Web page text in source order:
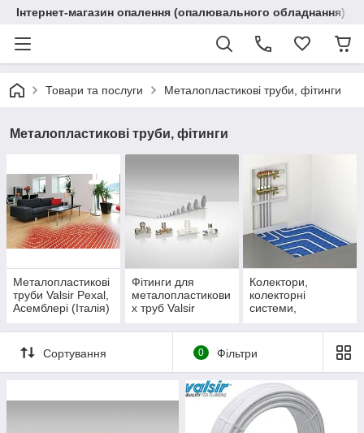
Інтернет-магазин опалення (опалювального обладнання)
Товари та послуги Металопластикові труби, фітинги
Металопластикові труби, фітинги
Металопластикові
труби Valsir Pexal,
Асемблері (Італія)
Фітинги для
металопластикови
х труб Valsir
Колектори,
колекторні
системи,
Valsir Італія
Сортування
0 Фільтри